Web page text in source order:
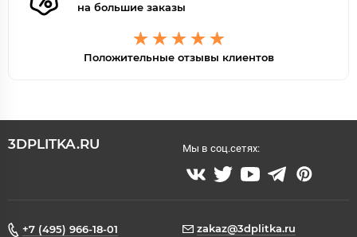
на большие заказы
Положительные отзывы клиентов
3DPLITKA.RU Мы в соц.сетях:
+7 (495) 966-18-01 zakaz@3dplitka.ru